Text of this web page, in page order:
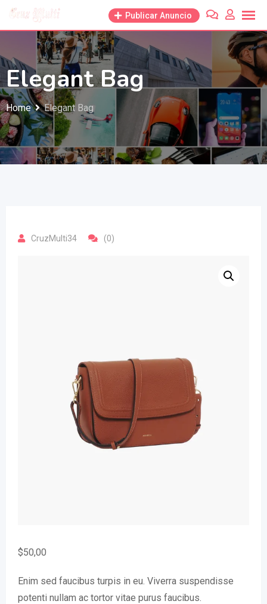
Skip
Publicar Anuncio
Elegant Bag
Home Elegant Bag
CruzMulti34 (0)
$50,00
Enim sed faucibus turpis in eu. Viverra suspendisse
potenti nullam ac tortor vitae purus faucibus.